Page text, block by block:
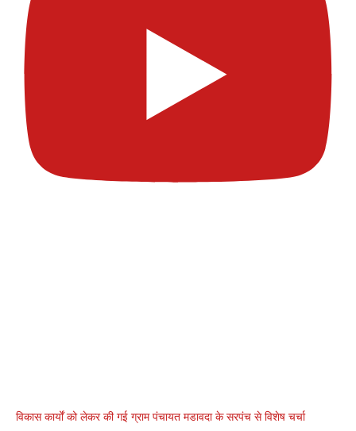
विकास कार्यों को लेकर की गई ग्राम पंचायत मडावदा के सरपंच से विशेष चर्चा